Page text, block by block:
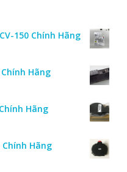
150 Chính Hãng
Hãng
Hãng
Chính Hãng